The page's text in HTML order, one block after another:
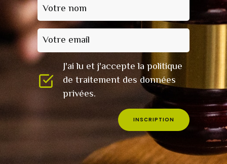
Votre nom
Votre email
J'ai lu et j'accepte la politique
de traitement des données
privées.
INSCRIPTION